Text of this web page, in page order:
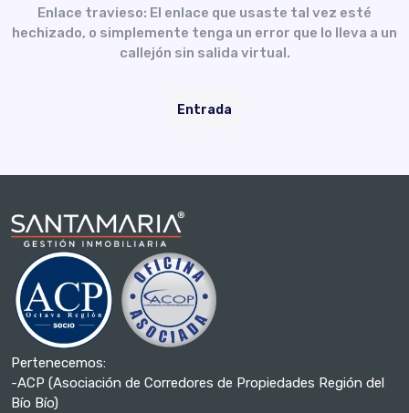
Enlace travieso: El enlace que usaste tal vez esté
hechizado, o simplemente tenga un error que lo lleva a un
callejón sin salida virtual.
Entrada
Pertenecemos:
-ACP (Asociación de Corredores de Propiedades Región del
Bío Bío)